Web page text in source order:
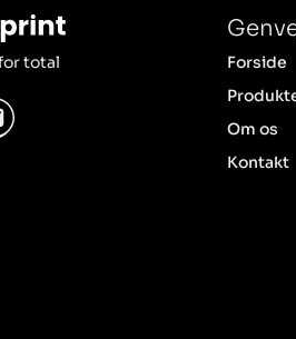
total
Forside
Om os
Kontakt